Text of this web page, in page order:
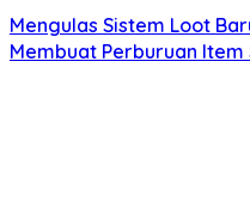
Mengulas Sistem Loot
Membuat Perburuan Item